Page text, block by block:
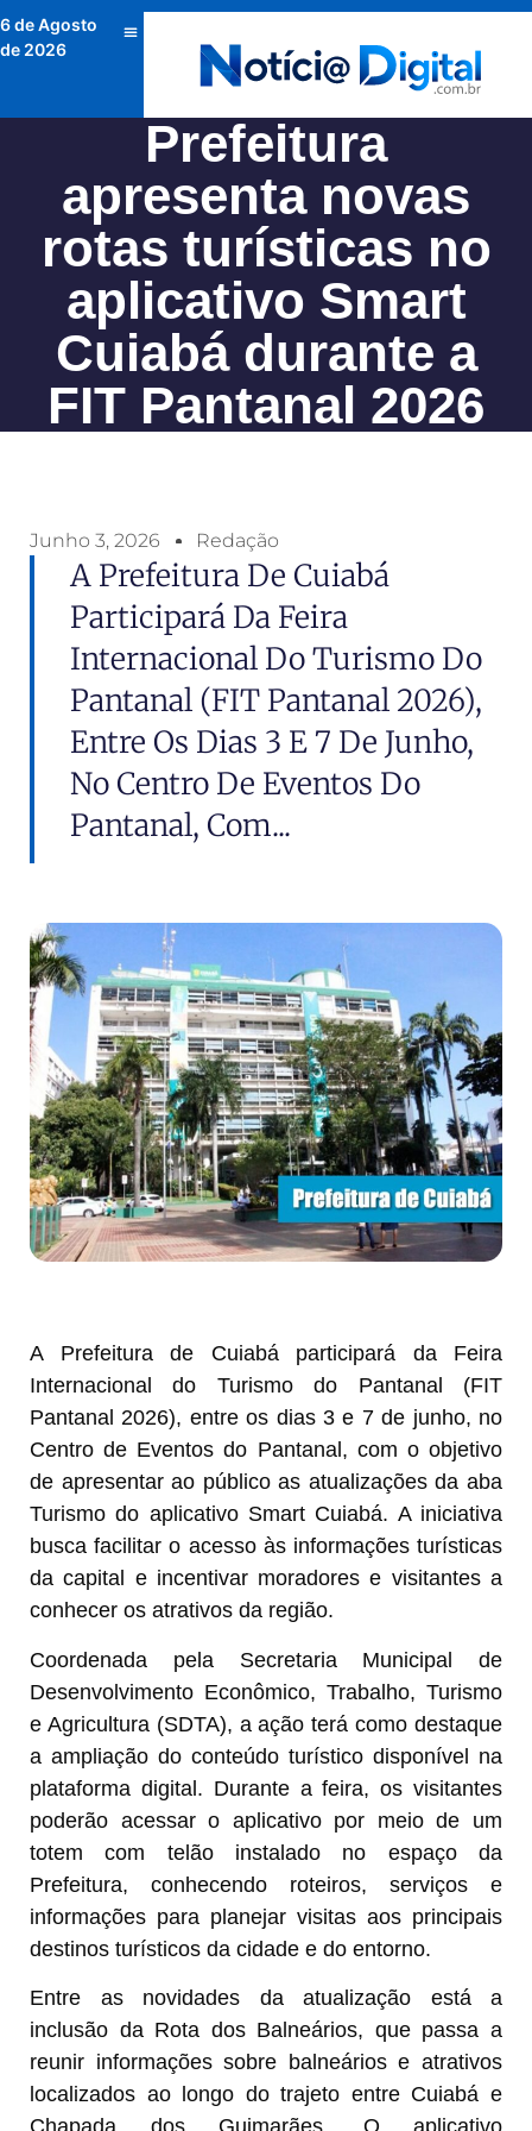
6 de Agosto
de 2026
Prefeitura
apresenta novas
rotas turísticas no
aplicativo Smart
Cuiabá durante a
FIT Pantanal 2026
Junho 3, 2026 Redação
A Prefeitura De Cuiabá
Participará Da Feira
Internacional Do Turismo Do
Pantanal (FIT Pantanal 2026),
Entre Os Dias 3 E 7 De Junho,
No Centro De Eventos Do
Pantanal, Com...
A Prefeitura de Cuiabá participará da Feira
Internacional do Turismo do Pantanal (FIT
Pantanal 2026), entre os dias 3 e 7 de junho, no
Centro de Eventos do Pantanal, com o objetivo
de apresentar ao público as atualizações da aba
Turismo do aplicativo Smart Cuiabá. A iniciativa
busca facilitar o acesso às informações turísticas
da capital e incentivar moradores e visitantes a
conhecer os atrativos da região.
Coordenada pela Secretaria Municipal de
Desenvolvimento Econômico, Trabalho, Turismo
e Agricultura (SDTA), a ação terá como destaque
a ampliação do conteúdo turístico disponível na
plataforma digital. Durante a feira, os visitantes
poderão acessar o aplicativo por meio de um
totem com telão instalado no espaço da
Prefeitura, conhecendo roteiros, serviços e
informações para planejar visitas aos principais
destinos turísticos da cidade e do entorno.
Entre as novidades da atualização está a
inclusão da Rota dos Balneários, que passa a
reunir informações sobre balneários e atrativos
localizados ao longo do trajeto entre Cuiabá e